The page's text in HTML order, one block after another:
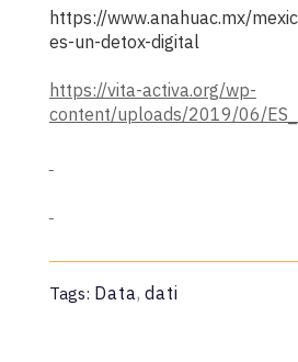
https://www.anahuac.mx/
es-un-detox-digital
https://vita-activa.org/wp-
content/uploads/2019/06/
Tags: Data, dati